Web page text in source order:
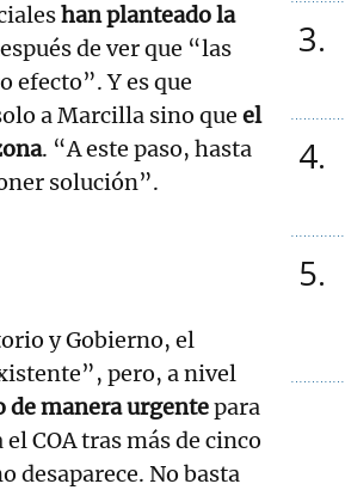
han planteado la
de ver que “las
efecto”. Y es que
a Marcilla sino que el
. “A este paso, hasta
solución”.
y Gobierno, el
pero, a nivel
de manera urgentepara
COA tras más de cinco
desaparece. No basta
3
4
5